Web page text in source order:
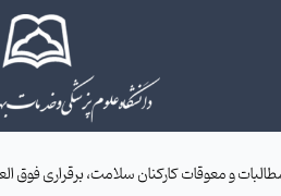
و معوقات کارکنان سلامت، برقراری فوق